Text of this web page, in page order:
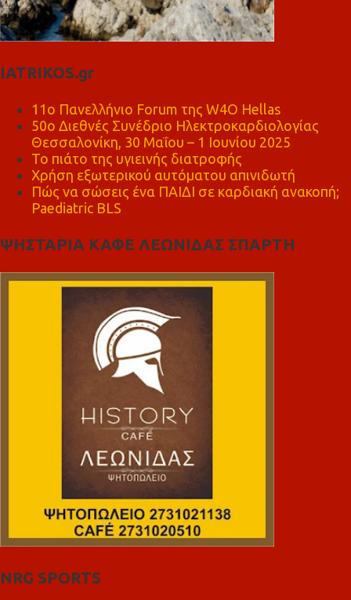
IATRIKOS.gr
11ο Πανελλήνιο Forum της W4O Hellas
50ο Διεθνές Συνέδριο Ηλεκτροκαρδιολογίας
Θεσσαλονίκη, 30 Μαΐου – 1 Ιουνίου 2025
Το πιάτο της υγιεινής διατροφής
Χρήση εξωτερικού αυτόματου απινιδωτή
Πώς να σώσεις ένα ΠΑΙΔΙ σε καρδιακή ανακοπή;
Paediatric BLS
ΨΗΣΤΑΡΙΑ ΚΑΦΕ ΛΕΩΝΙΔΑΣ ΣΠΑΡΤΗ
NRG SPORTS